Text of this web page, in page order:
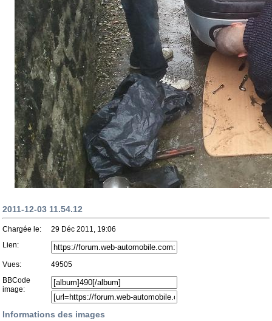
2011-12-03 11.54.12
Chargée le:
29 Déc 2011, 19:06
Lien:
Vues:
49505
BBCode
image:
Informations des images